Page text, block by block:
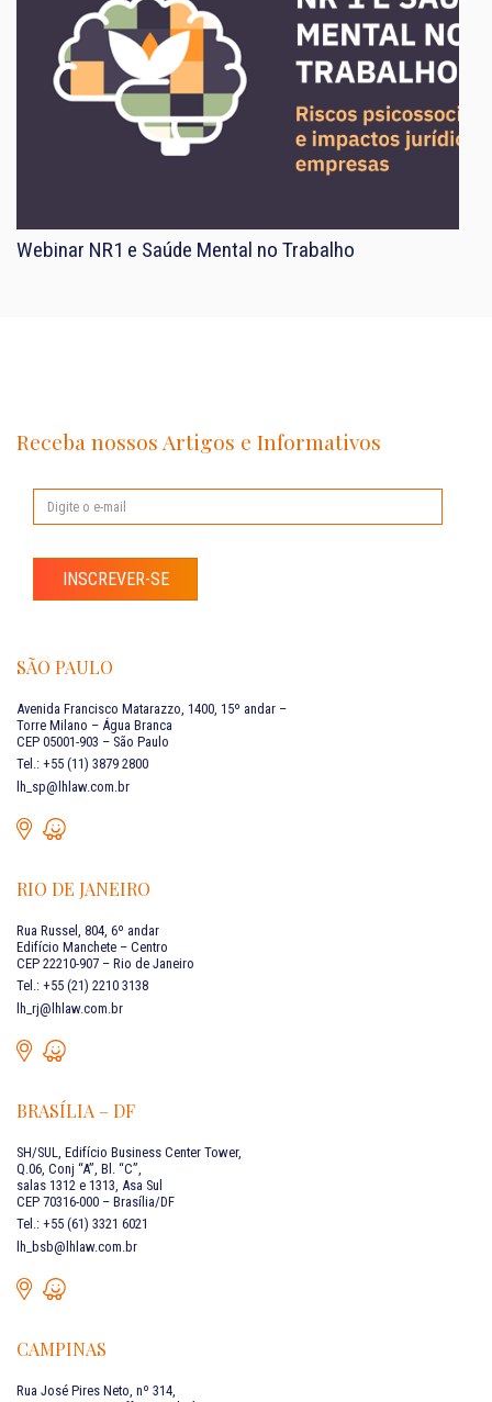
Webinar NR1 e Saúde Mental no Trabalho
Receba nossos Artigos e Informativos
INSCREVER-SE
SÃO PAULO
Avenida Francisco Matarazzo, 1400, 15º andar –
Torre Milano – Água Branca
CEP 05001-903 – São Paulo
Tel.: +55 (11) 3879 2800
lh_sp@lhlaw.com.br
RIO DE JANEIRO
Rua Russel, 804, 6º andar
Edifício Manchete – Centro
CEP 22210-907 – Rio de Janeiro
Tel.: +55 (21) 2210 3138
lh_rj@lhlaw.com.br
BRASÍLIA – DF
SH/SUL, Edifício Business Center Tower,
Q.06, Conj “A”, Bl. “C”,
salas 1312 e 1313, Asa Sul
CEP 70316-000 – Brasília/DF
Tel.: +55 (61) 3321 6021
lh_bsb@lhlaw.com.br
CAMPINAS
Rua José Pires Neto, nº 314,